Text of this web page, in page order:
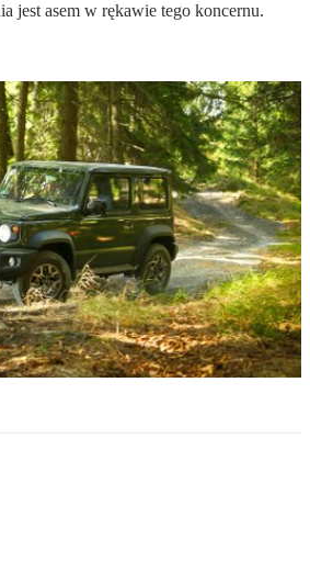
jest asem w rękawie tego koncernu.